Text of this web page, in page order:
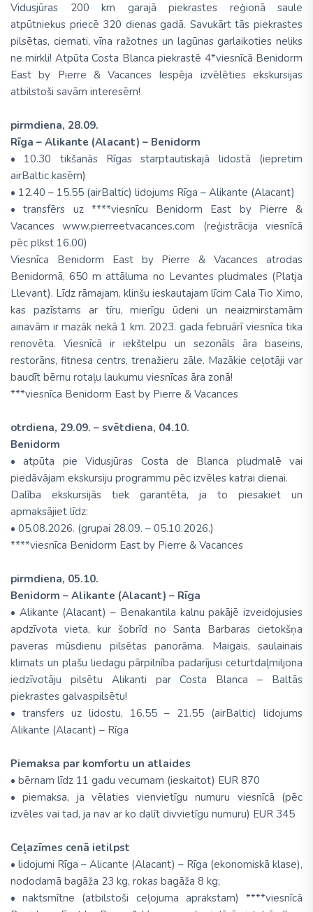
Vidusjūras 200 km garajā piekrastes reģionā saule
atpūtniekus priecē 320 dienas gadā. Savukārt tās piekrastes
pilsētas, ciemati, vīna ražotnes un lagūnas garlaikoties neliks
ne mirkli! Atpūta Costa Blanca piekrastē 4*viesnīcā Benidorm
East by Pierre & Vacances Iespēja izvēlēties ekskursijas
atbilstoši savām interesēm!
pirmdiena, 28.09.
Rīga – Alikante (Alacant) – Benidorm
• 10.30 tikšanās Rīgas starptautiskajā lidostā (iepretim
airBaltic kasēm)
• 12.40 – 15.55 (airBaltic) lidojums Rīga – Alikante (Alacant)
• transfērs uz ****viesnīcu Benidorm East by Pierre &
Vacances www.pierreetvacances.com (reģistrācija viesnīcā
pēc plkst 16.00)
Viesnīca Benidorm East by Pierre & Vacances atrodas
Benidormā, 650 m attāluma no Levantes pludmales (Platja
Llevant). Līdz rāmajam, klinšu ieskautajam līcim Cala Tio Ximo,
kas pazīstams ar tīru, mierīgu ūdeni un neaizmirstamām
ainavām ir mazāk nekā 1 km. 2023. gada februārī viesnīca tika
renovēta. Viesnīcā ir iekštelpu un sezonāls āra baseins,
restorāns, fitnesa centrs, trenažieru zāle. Mazākie ceļotāji var
baudīt bērnu rotaļu laukumu viesnīcas āra zonā!
***viesnīca Benidorm East by Pierre & Vacances
otrdiena, 29.09. – svētdiena, 04.10.
Benidorm
• atpūta pie Vidusjūras Costa de Blanca pludmalē vai
piedāvājam ekskursiju programmu pēc izvēles katrai dienai.
Dalība ekskursijās tiek garantēta, ja to piesakiet un
apmaksājiet līdz:
• 05.08.2026. (grupai 28.09. – 05.10.2026.)
****viesnīca Benidorm East by Pierre & Vacances
pirmdiena, 05.10.
Benidorm – Alikante (Alacant) – Rīga
• Alikante (Alacant) – Benakantila kalnu pakājē izveidojusies
apdzīvota vieta, kur šobrīd no Santa Barbaras cietokšņa
paveras mūsdienu pilsētas panorāma. Maigais, saulainais
klimats un plašu liedagu pārpilnība padarījusi ceturtdaļmiljona
iedzīvotāju pilsētu Alikanti par Costa Blanca – Baltās
piekrastes galvaspilsētu!
• transfers uz lidostu, 16.55 – 21.55 (airBaltic) lidojums
Alikante (Alacant) – Rīga
Piemaksa par komfortu un atlaides
• bērnam līdz 11 gadu vecumam (ieskaitot) EUR 870
• piemaksa, ja vēlaties vienvietīgu numuru viesnīcā (pēc
izvēles vai tad, ja nav ar ko dalīt divvietīgu numuru) EUR 345
Ceļazīmes cenā ietilpst
• lidojumi Rīga – Alicante (Alacant) – Rīga (ekonomiskā klase),
nododamā bagāža 23 kg, rokas bagāža 8 kg;
• naktsmītne (atbilstoši ceļojuma aprakstam) ****viesnīcā